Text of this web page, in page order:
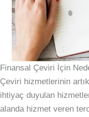
Finansal Çeviri İçin
Çeviri hizmetlerinin
ihtiyaç duyulan
alanda hizmet veren